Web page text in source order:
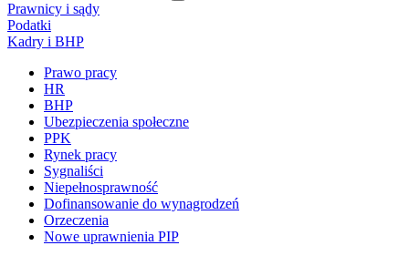
Prawnicy i sądy
Podatki
Kadry i BHP
Prawo pracy
HR
BHP
Ubezpieczenia społeczne
PPK
Rynek pracy
Sygnaliści
Niepełnosprawność
Dofinansowanie do wynagrodzeń
Orzeczenia
Nowe uprawnienia PIP